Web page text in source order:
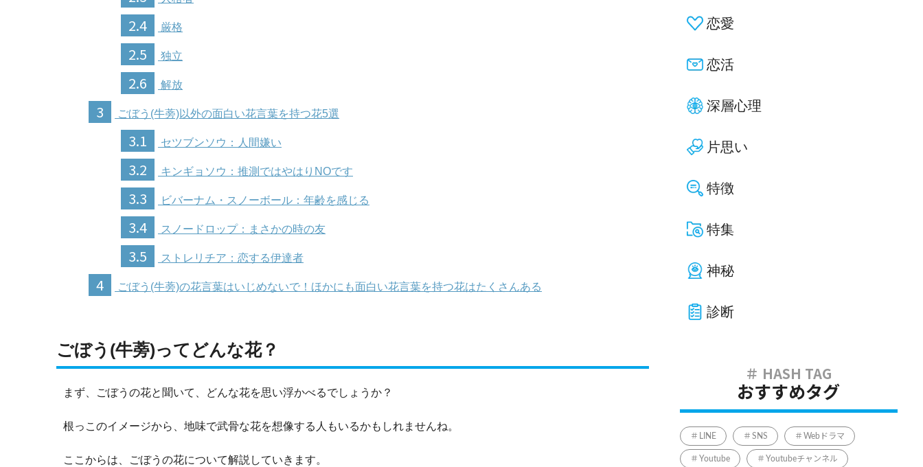
2.4 厳格
2.5 独立
2.6 解放
3 ごぼう(牛蒡)以外の面白い花言葉を持つ花5選
3.1 セツブンソウ：人間嫌い
3.2 キンギョソウ：推測ではやはりNOです
3.3 ビバーナム・スノーボール：年齢を感じる
3.4 スノードロップ：まさかの時の友
3.5 ストレリチア：恋する伊達者
4 ごぼう(牛蒡)の花言葉はいじめないで！ほかにも面白い花言葉を持つ花はたくさんある
ごぼう(牛蒡)ってどんな花？
まず、ごぼうの花と聞いて、どんな花を思い浮かべるでしょうか？
根っこのイメージから、地味で武骨な花を想像する人もいるかもしれませんね。
ここからは、ごぼうの花について解説していきます。
恋愛
恋活
深層心理
片思い
特徴
特集
神秘
診断
おすすめタグ
LINE SNS Webドラマ
Youtube Youtubeチャンネル